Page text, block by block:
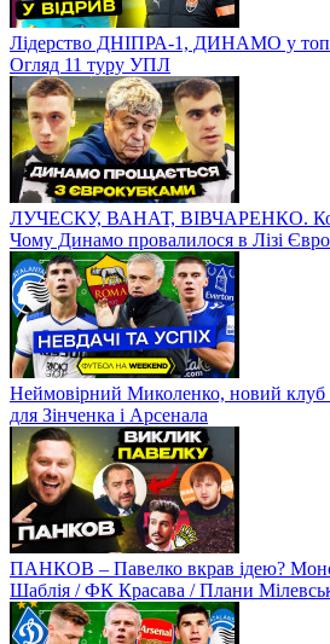
Лідерство ДНІПРА-1, ДИНАМО у
Огляд 11 туру УПЛ
ЛУЧЕСКУ, ВАНАТ, ВІВЧАРЕНКО.
Чому Динамо провалилося в Лізі
Неймовірний Миколенко, новий клуб
для Зінченка і Арсенала
ПАНКОВ – Павелко вкрав ідею?
Шаблія / ФК Красава / Плани